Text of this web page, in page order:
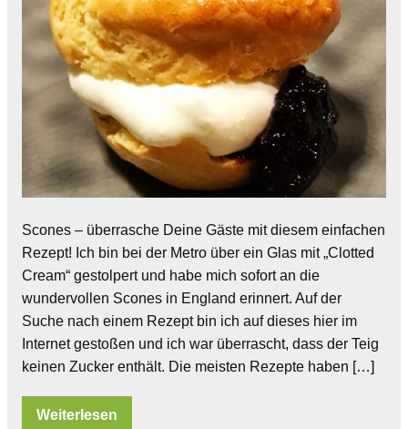
Scones – überrasche Deine Gäste mit diesem einfachen
Rezept! Ich bin bei der Metro über ein Glas mit „Clotted
Cream“ gestolpert und habe mich sofort an die
wundervollen Scones in England erinnert. Auf der
Suche nach einem Rezept bin ich auf dieses hier im
Internet gestoßen und ich war überrascht, dass der Teig
keinen Zucker enthält. Die meisten Rezepte haben […]
Weiterlesen